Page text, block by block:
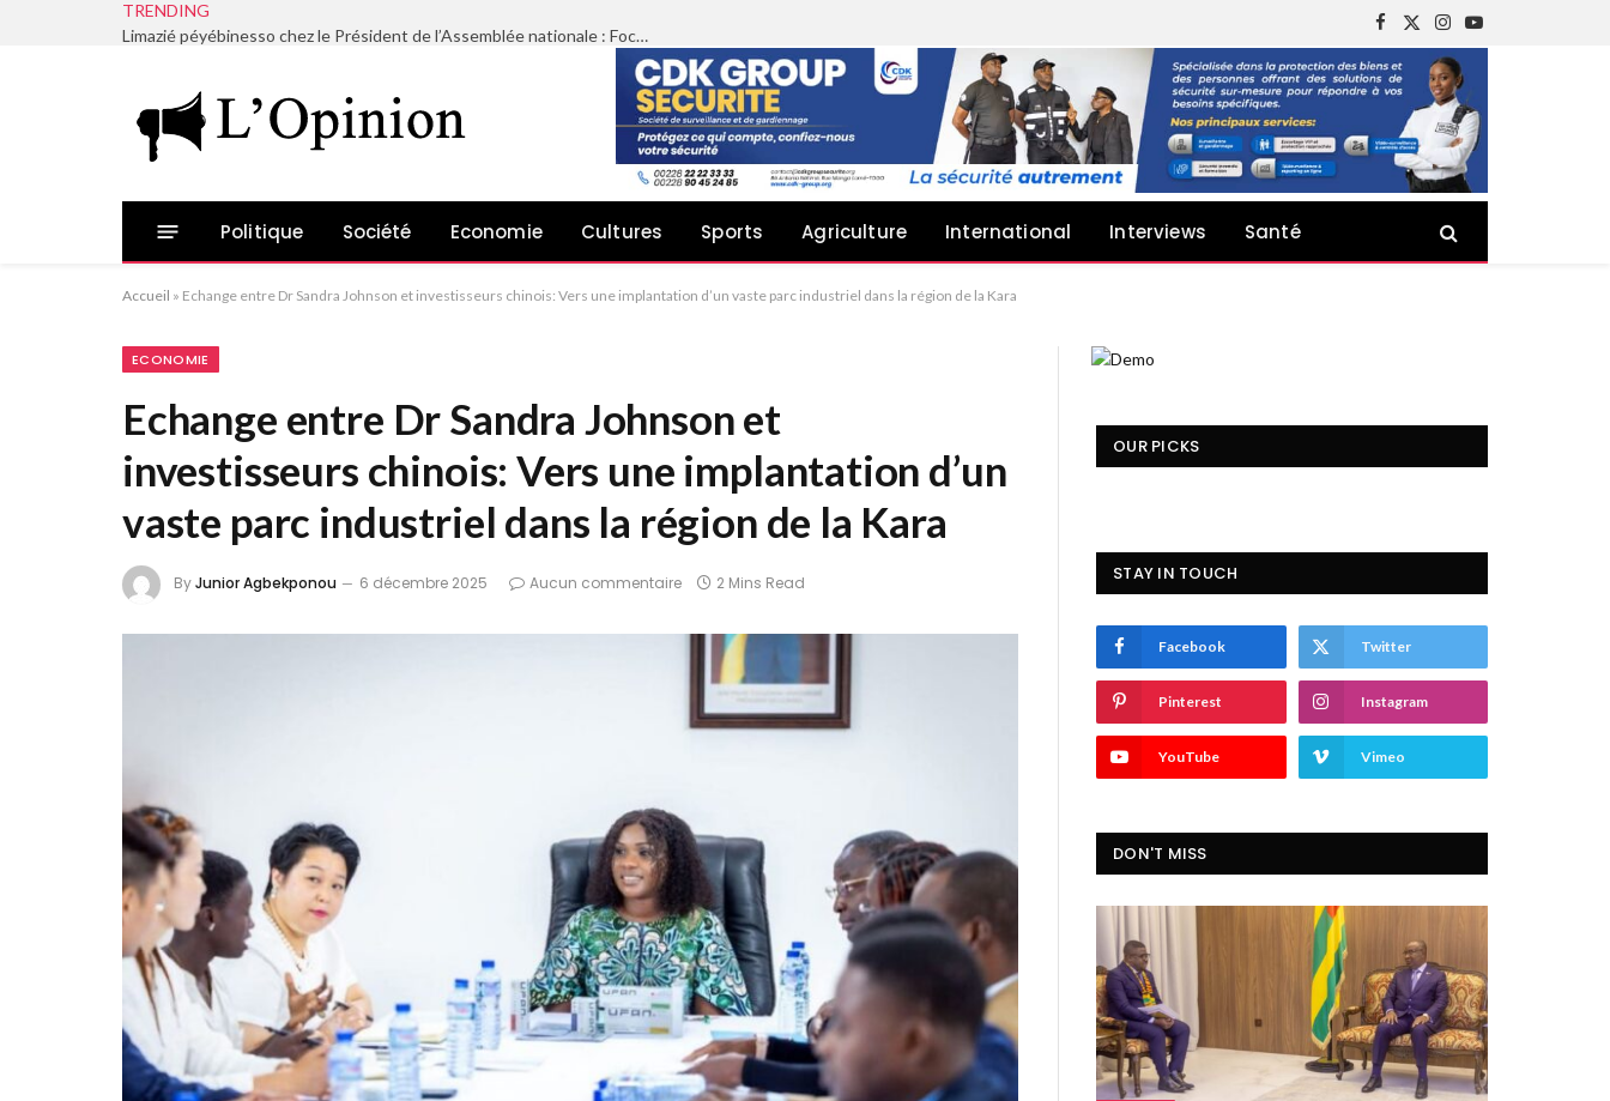
TRENDING
Limazié péyébinesso chez le Président de l’Assemblée nationale : Focus sur le plaidoyer des architectes pour une meilleure implication dans les projets publics
Facebook
X
(Twitter)
Instagram
YouTube
Politique Société Economie Cultures Sports Agriculture International Interviews Santé
Accueil » Echange entre Dr Sandra Johnson et investisseurs chinois: Vers une implantation d’un vaste parc industriel dans la région de la Kara
ECONOMIE
Echange entre Dr Sandra Johnson et
investisseurs chinois: Vers une implantation d’un
vaste parc industriel dans la région de la Kara
ByJunior Agbekponou 6 décembre 2025 Aucun commentaire 2 Mins Read
OUR PICKS
STAY IN TOUCH
Facebook Twitter
Pinterest Instagram
YouTube Vimeo
DON'T MISS